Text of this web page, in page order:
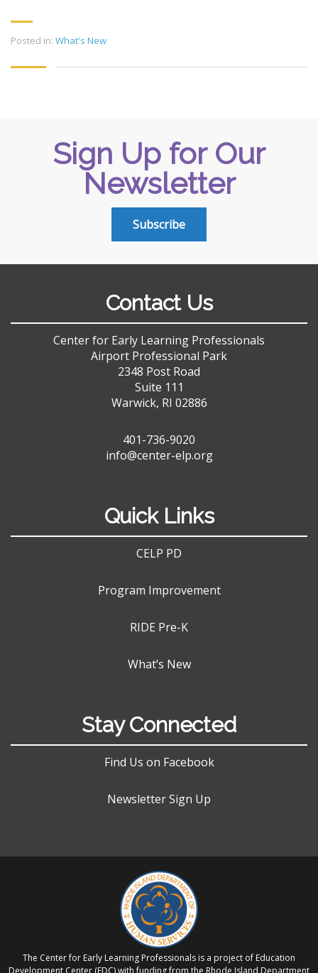
Posted in: What's New
Sign Up for Our
Newsletter
Subscribe
Contact Us
Center for Early Learning Professionals
Airport Professional Park
2348 Post Road
Suite 111
Warwick, RI 02886
401-736-9020
info@center-elp.org
Quick Links
CELP PD
Program Improvement
RIDE Pre-K
What’s New
Stay Connected
Find Us on Facebook
Newsletter Sign Up
The Center for Early Learning Professionals is a project of Education
Development Center (EDC) with funding from the Rhode Island Department